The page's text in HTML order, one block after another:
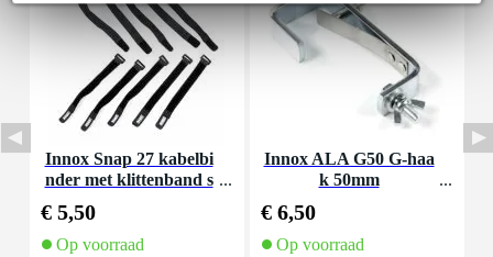
Innox Snap 27 kabelbi
nder met klittenband s
€ 5,50
Op voorraad
Innox ALA G50 G-haa
k 50mm
€ 6,50
Op voorraad